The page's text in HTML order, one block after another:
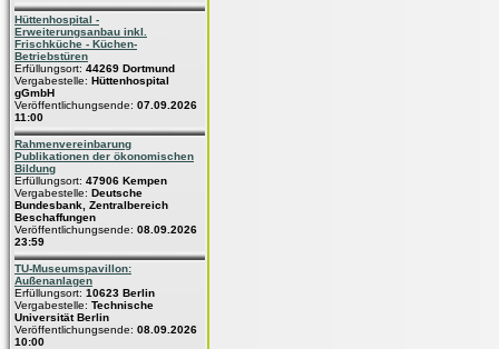
Hüttenhospital -
Erweiterungsanbau inkl.
Frischküche - Küchen-
Betriebstüren
Erfüllungsort: 44269 Dortmund
Vergabestelle: Hüttenhospital
gGmbH
Veröffentlichungsende: 07.09.2026
11:00
Rahmenvereinbarung
Publikationen der ökonomischen
Bildung
Erfüllungsort: 47906 Kempen
Vergabestelle: Deutsche
Bundesbank, Zentralbereich
Beschaffungen
Veröffentlichungsende: 08.09.2026
23:59
TU-Museumspavillon:
Außenanlagen
Erfüllungsort: 10623 Berlin
Vergabestelle: Technische
Universität Berlin
Veröffentlichungsende: 08.09.2026
10:00